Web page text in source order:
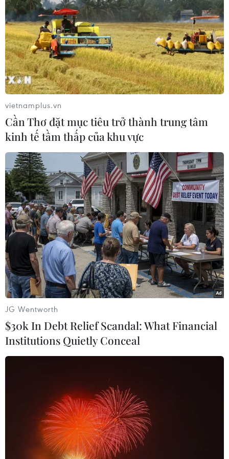
Tây Ban Nha kiện Thủ hiến Catalonia
không dỡ biểu tượng ủng hộ độc lập
28/03/2019 01:54
Ngày 27/3, các công tố viên của Tây Ban Nha đã khởi
kiện hình sự đối với Thủ hiến Catalonia vì hành vi bất
phục tùng sau khi ông phớt lờ các yêu cầu dỡ bỏ những
biểu tượng ủng hộ độc lập ở công sở.
Tây Ban Nha: Đảng Xã hội cầm quyền giữ
lợi thế trước tổng tuyển cử
10/04/2019 02:51
vietnamplus.vn
Cần Thơ đặt mục tiêu trở thành trung tâm
kinh tế tầm thấp của khu vực
JG Wentworth
$30k In Debt Relief Scandal: What Financial
Institutions Quietly Conceal